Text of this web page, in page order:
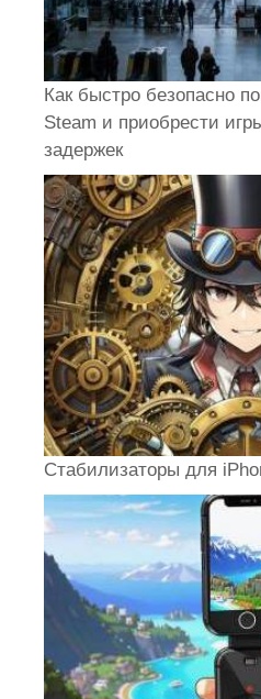
Как быстро безопасно
Steam и приобрести
задержек
Стабилизаторы для